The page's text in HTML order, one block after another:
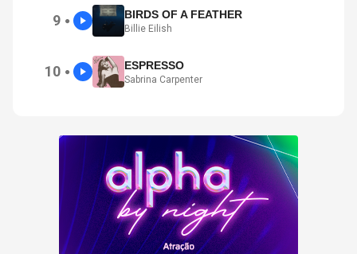
9 ● BIRDS OF A FEATHER
Billie Eilish
10 ● ESPRESSO
Sabrina Carpenter